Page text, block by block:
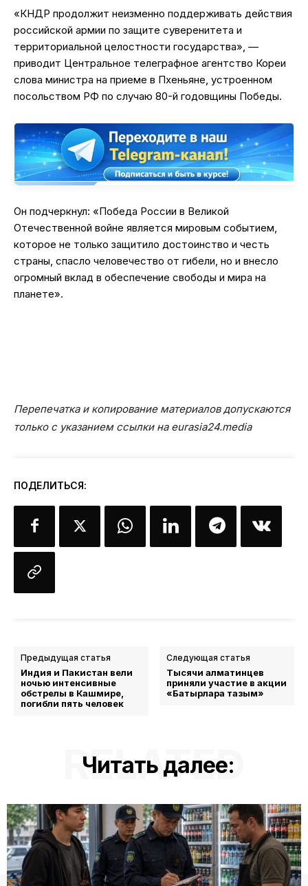
«КНДР продолжит неизменно поддерживать действия
российской армии по защите суверенитета и
территориальной целостности государства», —
приводит Центральное телеграфное агентство Кореи
слова министра на приеме в Пхеньяне, устроенном
посольством РФ по случаю 80-й годовщины Победы.
Он подчеркнул: «Победа России в Великой
Отечественной войне является мировым событием,
которое не только защитило достоинство и честь
страны, спасло человечество от гибели, но и внесло
огромный вклад в обеспечение свободы и мира на
планете».
Перепечатка и копирование материалов допускаются
только с указанием ссылки на eurasia24.media
ПОДЕЛИТЬСЯ:
Предыдущая статья
Индия и Пакистан вели
ночью интенсивные
обстрелы в Кашмире,
погибли пять человек
Следующая статья
Тысячи алматинцев
приняли участие в акции
«Батырларға тағзым»
Читать далее:
RELATED